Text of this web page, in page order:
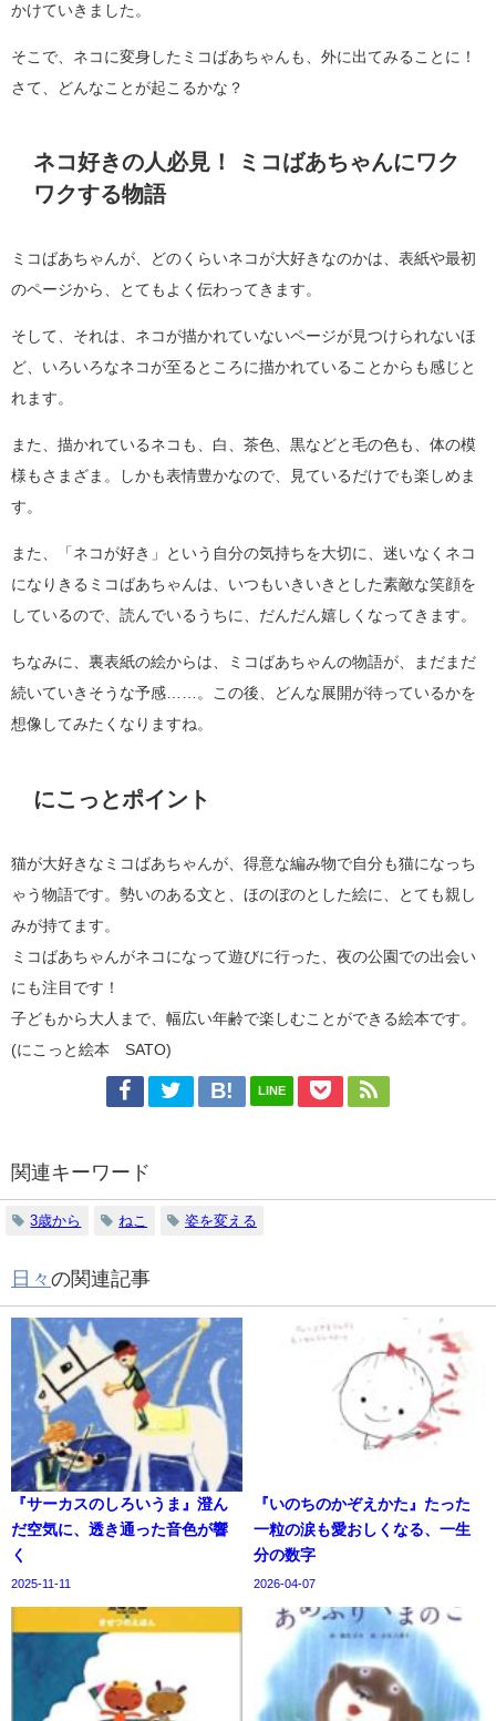
かけていきました。
そこで、ネコに変身したミコばあちゃんも、外に出てみることに！
さて、どんなことが起こるかな？
ネコ好きの人必見！ ミコばあちゃんにワク
ワクする物語
ミコばあちゃんが、どのくらいネコが大好きなのかは、表紙や最初
のページから、とてもよく伝わってきます。
そして、それは、ネコが描かれていないページが見つけられないほ
ど、いろいろなネコが至るところに描かれていることからも感じと
れます。
また、描かれているネコも、白、茶色、黒などと毛の色も、体の模
様もさまざま。しかも表情豊かなので、見ているだけでも楽しめま
す。
また、「ネコが好き」という自分の気持ちを大切に、迷いなくネコ
になりきるミコばあちゃんは、いつもいきいきとした素敵な笑顔を
しているので、読んでいるうちに、だんだん嬉しくなってきます。
ちなみに、裏表紙の絵からは、ミコばあちゃんの物語が、まだまだ
続いていきそうな予感……。この後、どんな展開が待っているかを
想像してみたくなりますね。
にこっとポイント
猫が大好きなミコばあちゃんが、得意な編み物で自分も猫になっち
ゃう物語です。勢いのある文と、ほのぼのとした絵に、とても親し
みが持てます。
ミコばあちゃんがネコになって遊びに行った、夜の公園での出会い
にも注目です！
子どもから大人まで、幅広い年齢で楽しむことができる絵本です。
(にこっと絵本 SATO)
LINE
関連キーワード
3歳から ねこ 姿を変える
日々 の関連記事
『サーカスのしろいうま』澄ん
だ空気に、透き通った音色が響
く
2025-11-11
『いのちのかぞえかた』たった
一粒の涙も愛おしくなる、一生
分の数字
2026-04-07